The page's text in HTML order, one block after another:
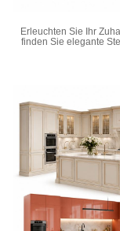
Erleuchten Sie Ihr
finden Sie elegante